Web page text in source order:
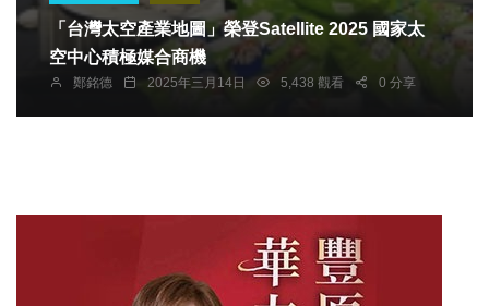
「台灣太空產業地圖」榮登Satellite 2025 國家太
空中心積極媒合商機
鄭銘德 2025年三月14日 5,438 觀看 0 分享